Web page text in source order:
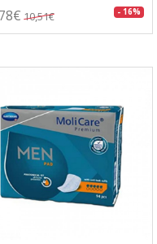
10,51€ - 16%